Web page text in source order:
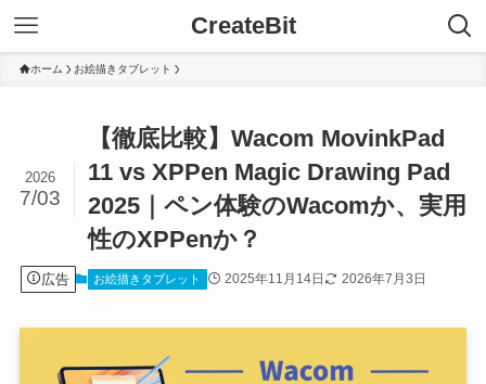
CreateBit
ホーム お絵描きタブレット
【徹底比較】Wacom MovinkPad
11 vs XPPen Magic Drawing Pad
2025｜ペン体験のWacomか、実用
性のXPPenか？
2026
7/03
広告 お絵描きタブレット 2025年11月14日 2026年7月3日